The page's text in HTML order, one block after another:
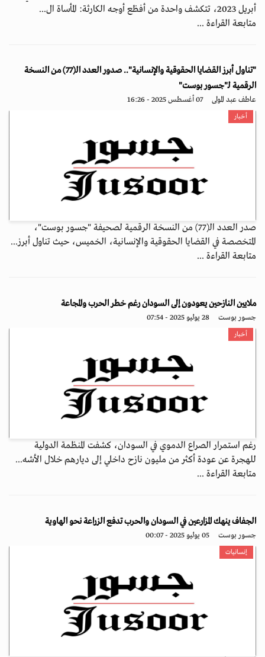
أبريل 2023، تتكشف واحدة من أفظع أوجه الكارثة: المأساة ال...
متابعة القراءة ...
"تناول أبرز القضايا الحقوقية والإنسانية".. صدور العدد الـ(77) من النسخة
الرقمية لـ"جسور بوست"
عاطف عبد المولى 07 أغسطس 2025 - 16:26
أخبار
صدر العدد الـ(77) من النسخة الرقمية لصحيفة "جسور بوست"،
المتخصصة في القضايا الحقوقية والإنسانية، الخميس، حيث تناول أبرز...
متابعة القراءة ...
ملايين النازحين يعودون إلى السودان رغم خطر الحرب والمجاعة
جسور بوست 28 يوليو 2025 - 07:54
أخبار
رغم استمرار الصراع الدموي في السودان، كشفت المنظمة الدولية
للهجرة عن عودة أكثر من مليون نازح داخلي إلى ديارهم خلال الأشه...
متابعة القراءة ...
الجفاف ينهك المزارعين في السودان والحرب تدفع الزراعة نحو الهاوية
جسور بوست 05 يوليو 2025 - 00:07
إنسانيات